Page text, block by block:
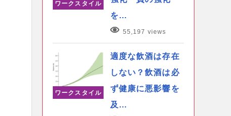
ワークスタイル
を…
55,197 views
ワークスタイル
適度な飲酒は存在
しない？飲酒は必
ず健康に悪影響を
及…